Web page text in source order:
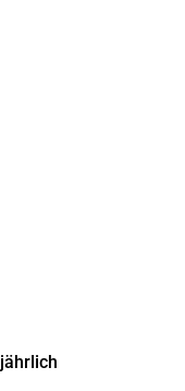
jährlich